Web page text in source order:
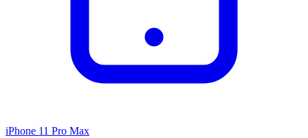
iPhone 11 Pro Max